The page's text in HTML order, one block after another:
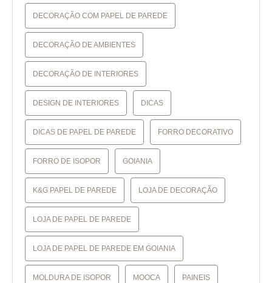
DECORAÇÃO COM PAPEL DE PAREDE
DECORAÇÃO DE AMBIENTES
DECORAÇÃO DE INTERIORES
DESIGN DE INTERIORES DICAS
DICAS DE PAPEL DE PAREDE FORRO DECORATIVO
FORRO DE ISOPOR GOIANIA
K&G PAPEL DE PAREDE LOJA DE DECORAÇÃO
LOJA DE PAPEL DE PAREDE
LOJA DE PAPEL DE PAREDE EM GOIANIA
MOLDURA DE ISOPOR MOOCA PAINEIS